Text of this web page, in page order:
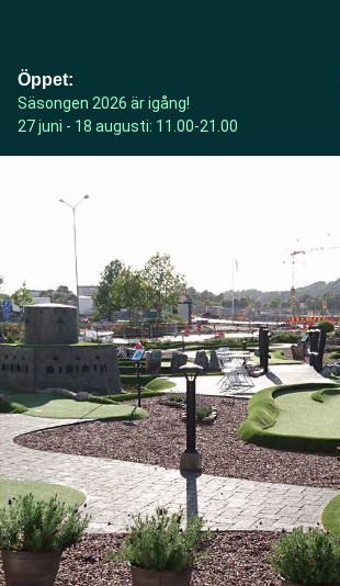
Öppet:
Säsongen 2026 är igång!
27 juni - 18 augusti: 11.00-21.00